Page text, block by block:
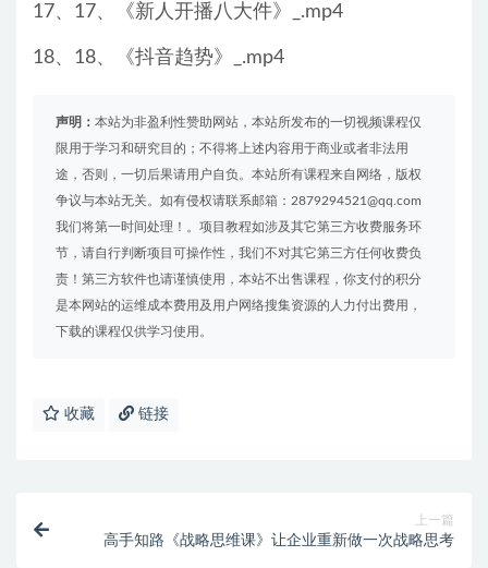
17、17、《新人开播八大件》_.mp4
18、18、《抖音趋势》_.mp4
声明： 本站为非盈利性赞助网站，本站所发布的一切视频课程仅
限用于学习和研究目的；不得将上述内容用于商业或者非法用
途，否则，一切后果请用户自负。本站所有课程来自网络，版权
争议与本站无关。如有侵权请联系邮箱：2879294521@qq.com
我们将第一时间处理！。项目教程如涉及其它第三方收费服务环
节，请自行判断项目可操作性，我们不对其它第三方任何收费负
责！第三方软件也请谨慎使用，本站不出售课程，你支付的积分
是本网站的运维成本费用及用户网络搜集资源的人力付出费用，
下载的课程仅供学习使用。
收藏 链接
上一篇
高手知路《战略思维课》让企业重新做一次战略思考